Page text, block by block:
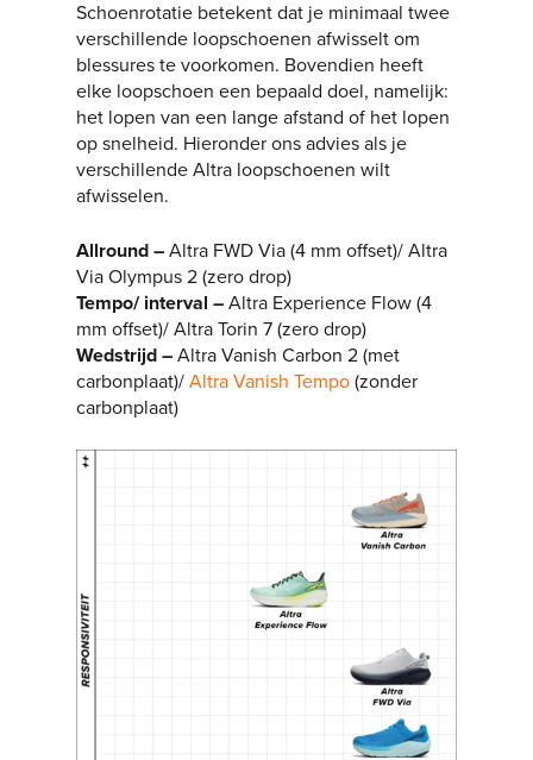
Schoenrotatie betekent dat je minimaal twee
verschillende loopschoenen afwisselt om
blessures te voorkomen. Bovendien heeft
elke loopschoen een bepaald doel, namelijk:
het lopen van een lange afstand of het lopen
op snelheid. Hieronder ons advies als je
verschillende Altra loopschoenen wilt
afwisselen.
Allround – Altra FWD Via (4 mm offset)/ Altra
Via Olympus 2 (zero drop)
Tempo/ interval – Altra Experience Flow (4
mm offset)/ Altra Torin 7 (zero drop)
Wedstrijd – Altra Vanish Carbon 2 (met
carbonplaat)/Altra Vanish Tempo (zonder
carbonplaat)